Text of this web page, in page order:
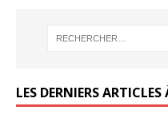
LES DERNIERS